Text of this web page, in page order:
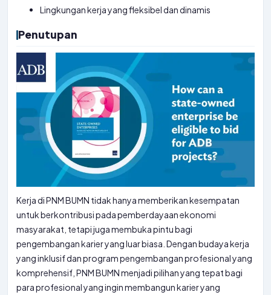
Lingkungan kerja yang fleksibel dan dinamis
Penutupan
Kerja di PNM BUMN tidak hanya memberikan kesempatan
untuk berkontribusi pada pemberdayaan ekonomi
masyarakat, tetapi juga membuka pintu bagi
pengembangan karier yang luar biasa. Dengan budaya kerja
yang inklusif dan program pengembangan profesional yang
komprehensif, PNM BUMN menjadi pilihan yang tepat bagi
para profesional yang ingin membangun karier yang